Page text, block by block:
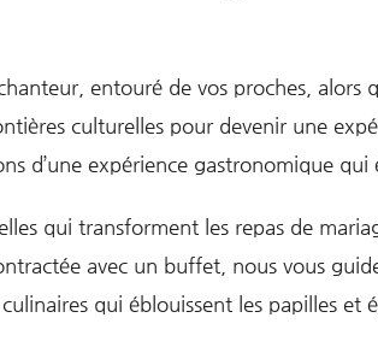
entouré de vos proches, alors
culturelles pour devenir une
d’une expérience gastronomique qui
qui transforment les repas de
avec un buffet, nous vous
qui éblouissent les papilles et